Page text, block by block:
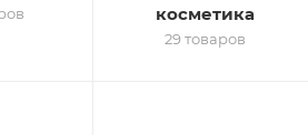
косметика
29 товаров